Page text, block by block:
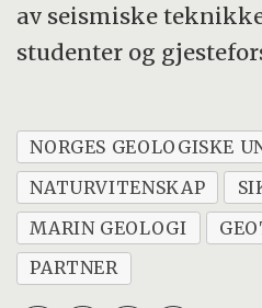
av seismiske
studenter og
NORGES GEOLOGISKE
NATURVITENSKAP
MARIN GEOLOGI
PARTNER